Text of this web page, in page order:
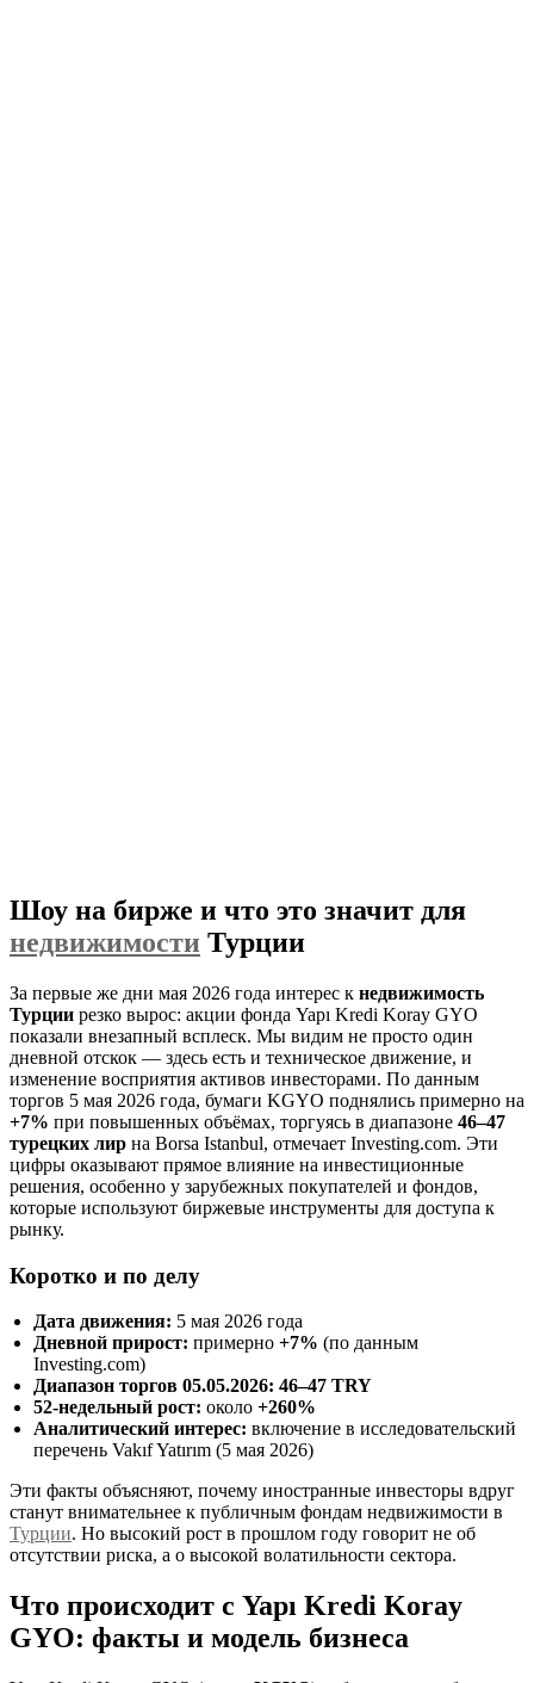
Шоу на бирже и что это значит для
недвижимости Турции
За первые же дни мая 2026 года интерес к недвижимость
Турции резко вырос: акции фонда Yapı Kredi Koray GYO
показали внезапный всплеск. Мы видим не просто один
дневной отскок — здесь есть и техническое движение, и
изменение восприятия активов инвесторами. По данным
торгов 5 мая 2026 года, бумаги KGYO поднялись примерно на
+7% при повышенных объёмах, торгуясь в диапазоне 46–47
турецких лир на Borsa Istanbul, отмечает Investing.com. Эти
цифры оказывают прямое влияние на инвестиционные
решения, особенно у зарубежных покупателей и фондов,
которые используют биржевые инструменты для доступа к
рынку.
Коротко и по делу
Дата движения: 5 мая 2026 года
Дневной прирост: примерно +7% (по данным
Investing.com)
Диапазон торгов 05.05.2026: 46–47 TRY
52‑недельный рост: около +260%
Аналитический интерес: включение в исследовательский
перечень Vakıf Yatırım (5 мая 2026)
Эти факты объясняют, почему иностранные инвесторы вдруг
станут внимательнее к публичным фондам недвижимости в
Турции. Но высокий рост в прошлом году говорит не об
отсутствии риска, а о высокой волатильности сектора.
Что происходит с Yapı Kredi Koray
GYO: факты и модель бизнеса